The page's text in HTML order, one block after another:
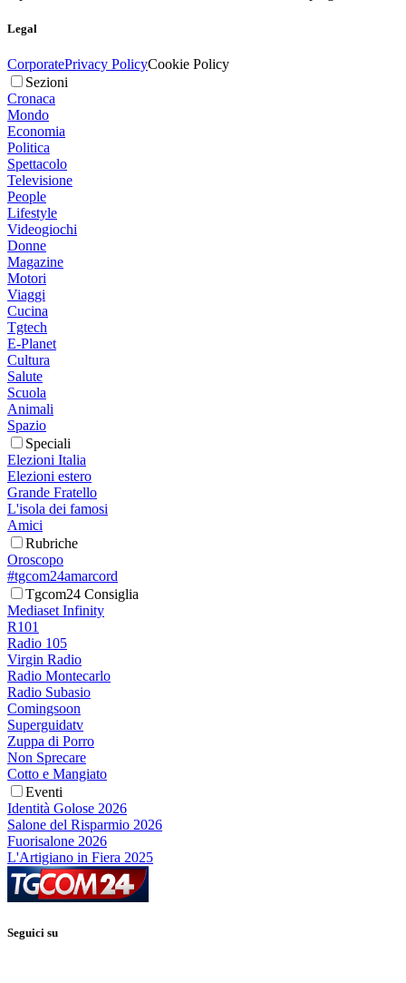
Legal
CorporatePrivacy PolicyCookie Policy
Sezioni
Cronaca
Mondo
Economia
Politica
Spettacolo
Televisione
People
Lifestyle
Videogiochi
Donne
Magazine
Motori
Viaggi
Cucina
Tgtech
E-Planet
Cultura
Salute
Scuola
Animali
Spazio
Speciali
Elezioni Italia
Elezioni estero
Grande Fratello
L'isola dei famosi
Amici
Rubriche
Oroscopo
#tgcom24amarcord
Tgcom24 Consiglia
Mediaset Infinity
R101
Radio 105
Virgin Radio
Radio Montecarlo
Radio Subasio
Comingsoon
Superguidatv
Zuppa di Porro
Non Sprecare
Cotto e Mangiato
Eventi
Identità Golose 2026
Salone del Risparmio 2026
Fuorisalone 2026
L'Artigiano in Fiera 2025
Seguici su